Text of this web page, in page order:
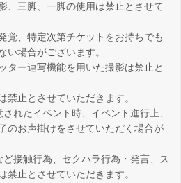
、三脚、一脚の使用は禁止とさせて
覚、特定次第チケットをお持ちでも
い場合がございます。
ター連写機能を用いた撮影は禁止と
禁止とさせていただきます。
れたイベント時、イベント進行上、
のお声掛けをさせていただく場合が
接触行為、セクハラ行為・発言、ス
禁止とさせていただきます。